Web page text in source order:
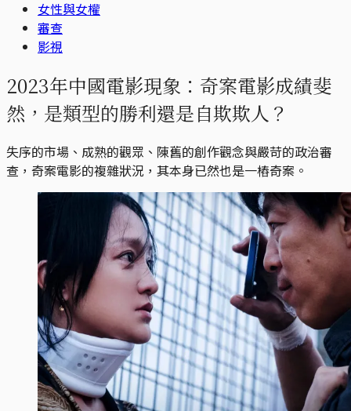
女性與女權
審查
影視
2023年中國電影現象：奇案電影成績斐
然，是類型的勝利還是自欺欺人？
失序的市場、成熟的觀眾、陳舊的創作觀念與嚴苛的政治審
查，奇案電影的複雜狀況，其本身已然也是一樁奇案。